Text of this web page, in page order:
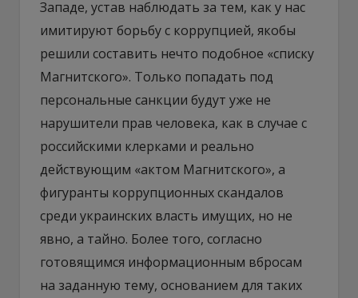
Западе, устав наблюдать за тем, как у нас
имитируют борьбу с коррупцией, якобы
решили составить нечто подобное «списку
Магнитского». Только попадать под
персональные санкции будут уже не
нарушители прав человека, как в случае с
российскими клерками и реально
действующим «актом Магнитского», а
фигуранты коррупционных скандалов
среди украинских власть имущих, но не
явно, а тайно. Более того, согласно
готовящимся информационным вбросам
на заданную тему, основанием для таких